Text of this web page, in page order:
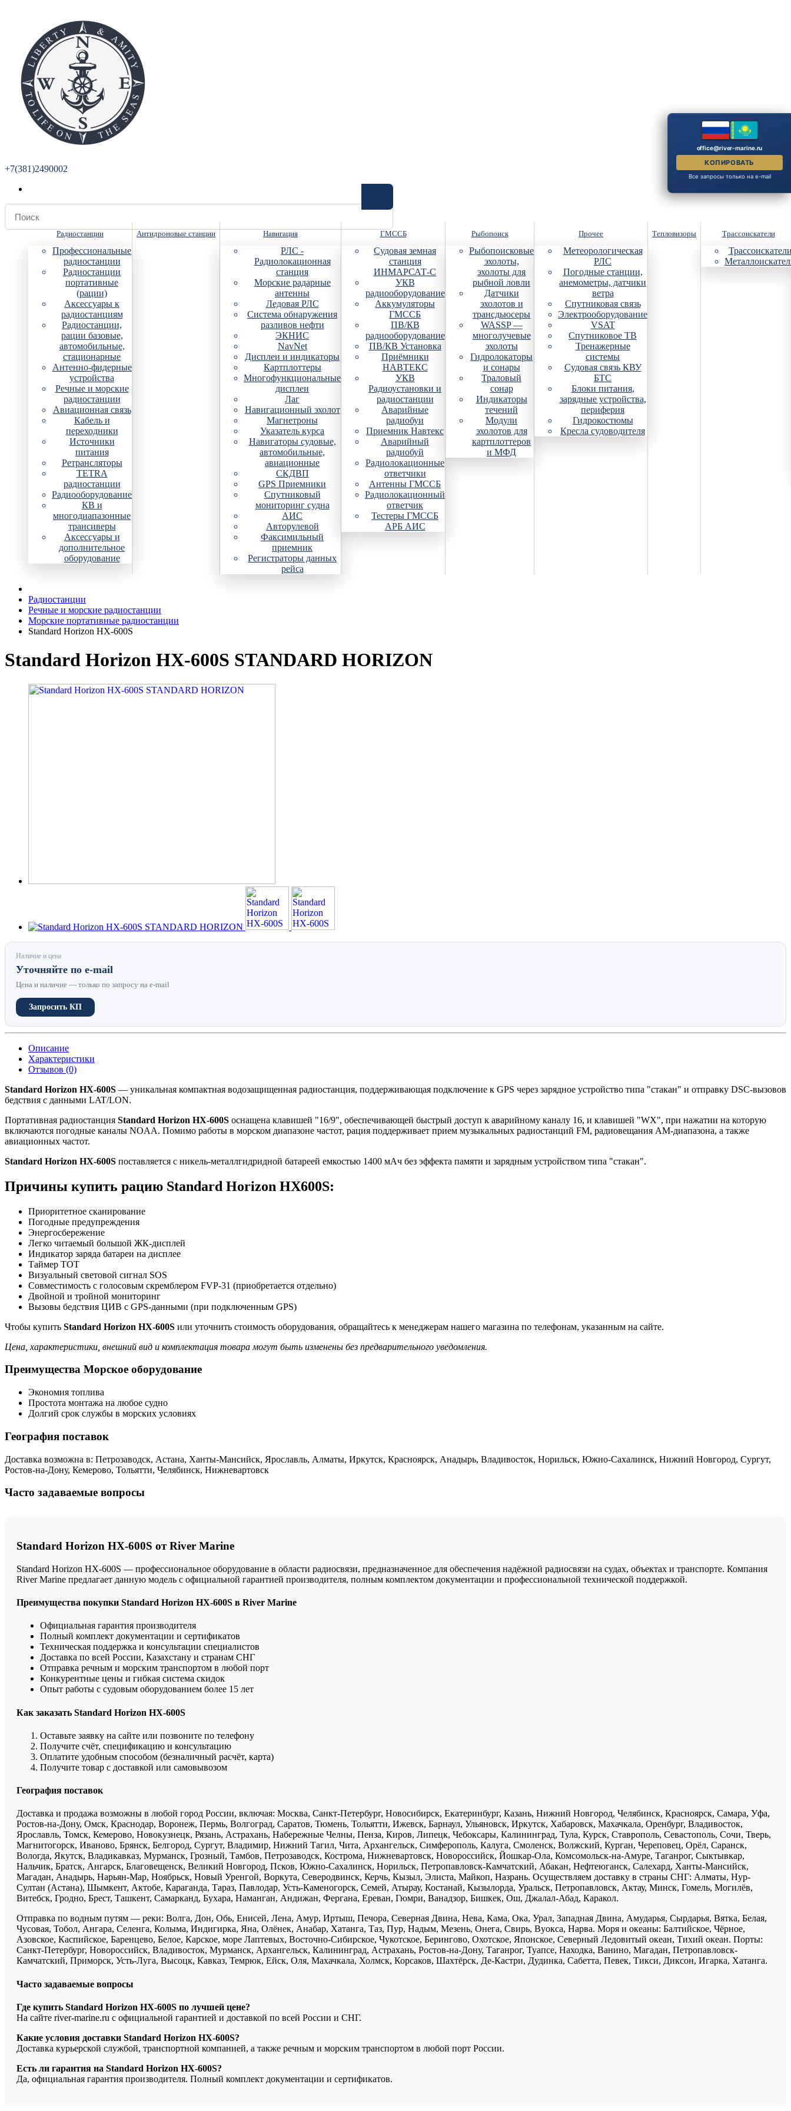
+7(381)2490002
Радиостанции
Профессиональные
радиостанции
Радиостанции
портативные
(рации)
Аксессуары к
радиостанциям
Радиостанции,
рации базовые,
автомобильные,
стационарные
Антенно-фидерные
устройства
Речные и морские
радиостанции
Авиационная связь
Кабель и
переходники
Источники
питания
Ретрансляторы
TETRA
радиостанции
Радиооборудование
КВ и
многодиапазонные
трансиверы
Аксессуары и
дополнительное
оборудование
Антидроновые станции Навигация
РЛС -
Радиолокационная
станция
Морские радарные
антенны
Ледовая РЛС
Система обнаружения
разливов нефти
ЭКНИС
NavNet
Дисплеи и индикаторы
Картплоттеры
Многофункциональные
дисплеи
Лаг
Навигационный эхолот
Магнетроны
Указатель курса
Навигаторы судовые,
автомобильные,
авиационные
СКДВП
GPS Приемники
Спутниковый
мониторинг судна
АИС
Авторулевой
Факсимильный
приемник
Регистраторы данных
рейса
ГМССБ
Судовая земная
станция
ИНМАРСАТ-С
УКВ
радиооборудование
Аккумуляторы
ГМССБ
ПВ/КВ
радиооборудование
ПВ/КВ Установка
Приёмники
НАВТЕКС
УКВ
Радиоустановки и
радиостанции
Аварийные
радиобуи
Приемник Навтекс
Аварийный
радиобуй
Радиолокационные
ответчики
Антенны ГМССБ
Радиолокационный
ответчик
Тестеры ГМССБ
АРБ АИС
Рыбопоиск
Рыбопоисковые
эхолоты,
эхолоты для
рыбной ловли
Датчики
эхолотов и
трансдьюсеры
WASSP —
многолучевые
эхолоты
Гидролокаторы
и сонары
Траловый
сонар
Индикаторы
течений
Модули
эхолотов для
картплоттеров
и МФД
Прочее
Метеорологическая
РЛС
Погодные станции,
анемометры, датчики
ветра
Спутниковая связь
Электрооборудование
VSAT
Спутниковое ТВ
Тренажерные
системы
Судовая связь КВУ
БТС
Блоки питания,
зарядные устройства,
периферия
Гидрокостюмы
Кресла судоводителя
Тепловизоры Трассоискатели
Радиостанции
Речные и морские радиостанции
Морские портативные радиостанции
Standard Horizon HX-600S
Standard Horizon HX-600S STANDARD HORIZON
Наличие и цена
Уточняйте по e-mail
Цена и наличие — только по запросу на e-mail
Запросить КП
Описание
Характеристики
Отзывов (0)
Standard Horizon HX-600S — уникальная компактная водозащищенная радиостанция, поддерживающая подключение к GPS через зарядное устройство типа "стакан" и отправку DSC-вызовов
бедствия с данными LAT/LON.
Портативная радиостанция Standard Horizon HX-600S оснащена клавишей "16/9", обеспечивающей быстрый доступ к аварийному каналу 16, и клавишей "WX", при нажатии на которую
включаются погодные каналы NOAA. Помимо работы в морском диапазоне частот, рация поддерживает прием музыкальных радиостанций FM, радиовещания AM-диапазона, а также
авиационных частот.
Standard Horizon HX-600S поставляется с никель-металлгидридной батареей емкостью 1400 мАч без эффекта памяти и зарядным устройством типа "стакан".
Причины купить рацию Standard Horizon HX600S:
Приоритетное сканирование
Погодные предупреждения
Энергосбережение
Легко читаемый большой ЖК-дисплей
Индикатор заряда батареи на дисплее
Таймер TOT
Визуальный световой сигнал SOS
Совместимость с голосовым скремблером FVP-31 (приобретается отдельно)
Двойной и тройной мониторинг
Вызовы бедствия ЦИВ с GPS-данными (при подключенным GPS)
Чтобы купить Standard Horizon HX-600S или уточнить стоимость оборудования, обращайтесь к менеджерам нашего магазина по телефонам, указанным на сайте.
Цена, характеристики, внешний вид и комплектация товара могут быть изменены без предварительного уведомления.
Преимущества Морское оборудование
Экономия топлива
Простота монтажа на любое судно
Долгий срок службы в морских условиях
География поставок
Доставка возможна в: Петрозаводск, Астана, Ханты-Мансийск, Ярославль, Алматы, Иркутск, Красноярск, Анадырь, Владивосток, Норильск, Южно-Сахалинск, Нижний Новгород, Сургут,
Ростов-на-Дону, Кемерово, Тольятти, Челябинск, Нижневартовск
Часто задаваемые вопросы
Standard Horizon HX-600S от River Marine
Standard Horizon HX-600S — профессиональное оборудование в области радиосвязи, предназначенное для обеспечения надёжной радиосвязи на судах, объектах и транспорте. Компания
River Marine предлагает данную модель с официальной гарантией производителя, полным комплектом документации и профессиональной технической поддержкой.
Преимущества покупки Standard Horizon HX-600S в River Marine
Официальная гарантия производителя
Полный комплект документации и сертификатов
Техническая поддержка и консультации специалистов
Доставка по всей России, Казахстану и странам СНГ
Отправка речным и морским транспортом в любой порт
Конкурентные цены и гибкая система скидок
Опыт работы с судовым оборудованием более 15 лет
Как заказать Standard Horizon HX-600S
Оставьте заявку на сайте или позвоните по телефону
Получите счёт, спецификацию и консультацию
Оплатите удобным способом (безналичный расчёт, карта)
Получите товар с доставкой или самовывозом
География поставок
Доставка и продажа возможны в любой город России, включая: Москва, Санкт-Петербург, Новосибирск, Екатеринбург, Казань, Нижний Новгород, Челябинск, Красноярск, Самара, Уфа,
Ростов-на-Дону, Омск, Краснодар, Воронеж, Пермь, Волгоград, Саратов, Тюмень, Тольятти, Ижевск, Барнаул, Ульяновск, Иркутск, Хабаровск, Махачкала, Оренбург, Владивосток,
Ярославль, Томск, Кемерово, Новокузнецк, Рязань, Астрахань, Набережные Челны, Пенза, Киров, Липецк, Чебоксары, Калининград, Тула, Курск, Ставрополь, Севастополь, Сочи, Тверь,
Магнитогорск, Иваново, Брянск, Белгород, Сургут, Владимир, Нижний Тагил, Чита, Архангельск, Симферополь, Калуга, Смоленск, Волжский, Курган, Череповец, Орёл, Саранск,
Вологда, Якутск, Владикавказ, Мурманск, Грозный, Тамбов, Петрозаводск, Кострома, Нижневартовск, Новороссийск, Йошкар-Ола, Комсомольск-на-Амуре, Таганрог, Сыктывкар,
Нальчик, Братск, Ангарск, Благовещенск, Великий Новгород, Псков, Южно-Сахалинск, Норильск, Петропавловск-Камчатский, Абакан, Нефтеюганск, Салехард, Ханты-Мансийск,
Магадан, Анадырь, Нарьян-Мар, Ноябрьск, Новый Уренгой, Воркута, Северодвинск, Керчь, Кызыл, Элиста, Майкоп, Назрань. Осуществляем доставку в страны СНГ: Алматы, Нур-
Султан (Астана), Шымкент, Актобе, Караганда, Тараз, Павлодар, Усть-Каменогорск, Семей, Атырау, Костанай, Кызылорда, Уральск, Петропавловск, Актау, Минск, Гомель, Могилёв,
Витебск, Гродно, Брест, Ташкент, Самарканд, Бухара, Наманган, Андижан, Фергана, Ереван, Гюмри, Ванадзор, Бишкек, Ош, Джалал-Абад, Каракол.
Отправка по водным путям — реки: Волга, Дон, Обь, Енисей, Лена, Амур, Иртыш, Печора, Северная Двина, Нева, Кама, Ока, Урал, Западная Двина, Амударья, Сырдарья, Вятка, Белая,
Чусовая, Тобол, Ангара, Селенга, Колыма, Индигирка, Яна, Олёнек, Анабар, Хатанга, Таз, Пур, Надым, Мезень, Онега, Свирь, Вуокса, Нарва. Моря и океаны: Балтийское, Чёрное,
Азовское, Каспийское, Баренцево, Белое, Карское, море Лаптевых, Восточно-Сибирское, Чукотское, Берингово, Охотское, Японское, Северный Ледовитый океан, Тихий океан. Порты:
Санкт-Петербург, Новороссийск, Владивосток, Мурманск, Архангельск, Калининград, Астрахань, Ростов-на-Дону, Таганрог, Туапсе, Находка, Ванино, Магадан, Петропавловск-
Камчатский, Приморск, Усть-Луга, Высоцк, Кавказ, Темрюк, Ейск, Оля, Махачкала, Холмск, Корсаков, Шахтёрск, Де-Кастри, Дудинка, Сабетта, Певек, Тикси, Диксон, Игарка, Хатанга.
Часто задаваемые вопросы
Где купить Standard Horizon HX-600S по лучшей цене?
На сайте river-marine.ru с официальной гарантией и доставкой по всей России и СНГ.
Какие условия доставки Standard Horizon HX-600S?
Доставка курьерской службой, транспортной компанией, а также речным и морским транспортом в любой порт России.
Есть ли гарантия на Standard Horizon HX-600S?
Да, официальная гарантия производителя. Полный комплект документации и сертификатов.
office@river-marine.ru
КОПИРОВАТЬ
Все запросы только на e-mail